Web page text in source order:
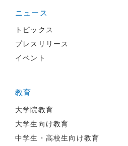
ニュース
トピックス
プレスリリース
イベント
教育
大学院教育
大学生向け教育
中学生・高校生向け教育